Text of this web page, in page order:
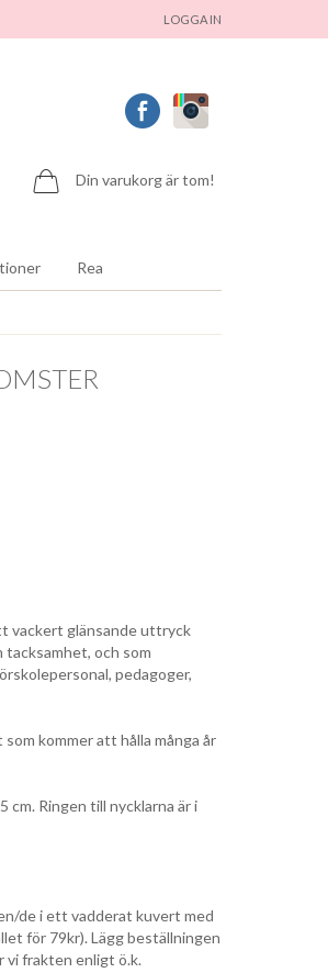
LOGGA IN
Din varukorg är tom!
Rea
vackert glänsande uttryck
tacksamhet, och som
pedagoger,
kommer att hålla många år
cm. Ringen till nycklarna är i
de i ett vadderat kuvert med
för 79kr). Lägg beställningen
vi frakten enligt ö.k.